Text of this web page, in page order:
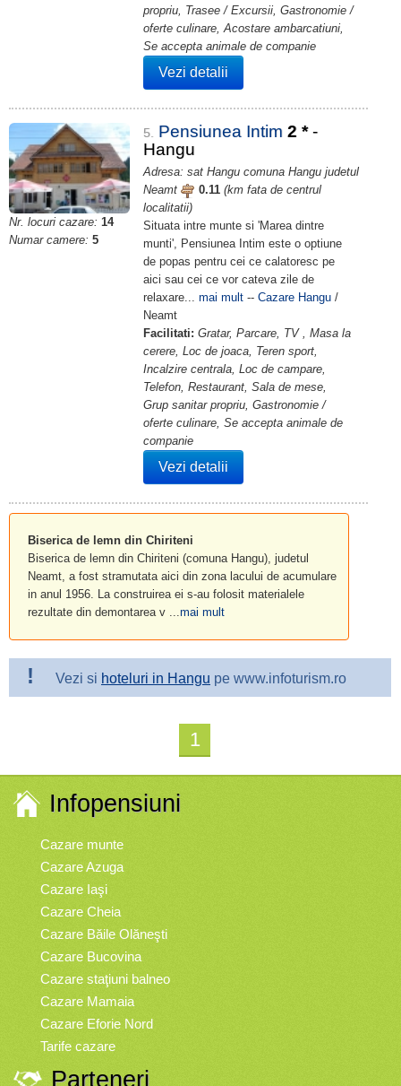
propriu, Trasee / Excursii, Gastronomie /
oferte culinare, Acostare ambarcatiuni,
Se accepta animale de companie
Vezi detalii
Nr. locuri cazare: 14
Numar camere: 5
5. Pensiunea Intim 2 * -
Hangu
Adresa: sat Hangu comuna Hangu judetul
Neamt
0.11 (km fata de centrul
localitatii)
Situata intre munte si 'Marea dintre
munti', Pensiunea Intim este o optiune
de popas pentru cei ce calatoresc pe
aici sau cei ce vor cateva zile de
relaxare... mai mult -- Cazare Hangu /
Neamt
Facilitati: Gratar, Parcare, TV , Masa la
cerere, Loc de joaca, Teren sport,
Incalzire centrala, Loc de campare,
Telefon, Restaurant, Sala de mese,
Grup sanitar propriu, Gastronomie /
oferte culinare, Se accepta animale de
companie
Vezi detalii
Biserica de lemn din Chiriteni
Biserica de lemn din Chiriteni (comuna Hangu), judetul
Neamt, a fost stramutata aici din zona lacului de acumulare
in anul 1956. La construirea ei s-au folosit materialele
rezultate din demontarea v ...mai mult
! Vezi si hoteluri in Hangu pe www.infoturism.ro
1
Infopensiuni
Cazare munte
Cazare Azuga
Cazare Iaşi
Cazare Cheia
Cazare Băile Olăneşti
Cazare Bucovina
Cazare staţiuni balneo
Cazare Mamaia
Cazare Eforie Nord
Tarife cazare
Parteneri